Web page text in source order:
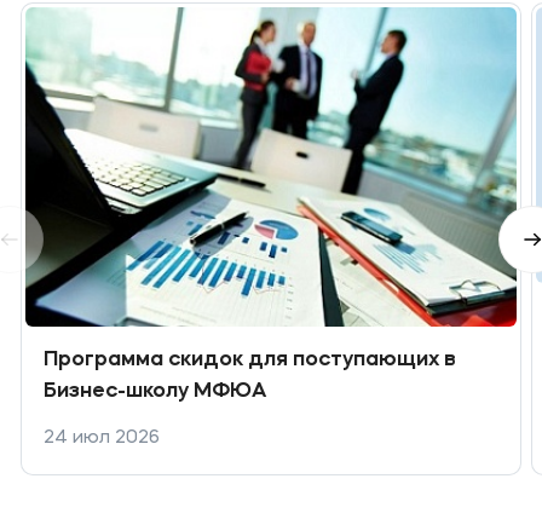
Программа скидок для поступающих в
Бизнес-школу МФЮА
24 июл 2026